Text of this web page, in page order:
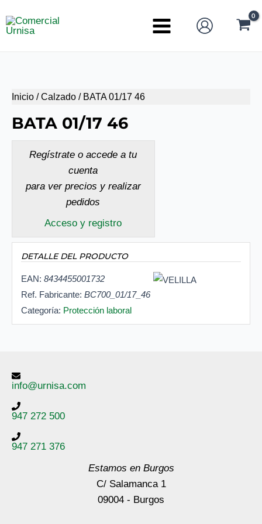
al
Main
Inicio /Calzado / BATA 01/17 46
BATA 01/17 46
Regístrate o accede a tu
cuenta
para ver precios y realizar
pedidos
Acceso y registro
DETALLE DEL PRODUCTO
EAN: 8434455001732
Ref. Fabricante: BC700_01/17_46
Categoría: Protección laboral
info@urnisa.com
947 272 500
947 271 376
Estamos en Burgos
C/ Salamanca 1
09004 - Burgos